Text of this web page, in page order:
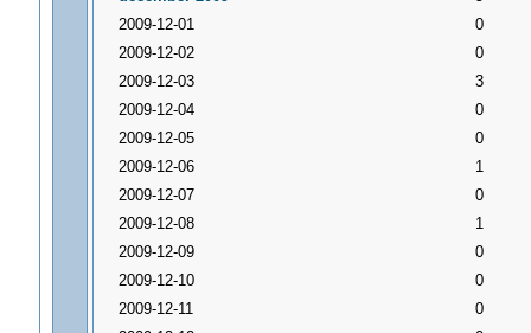
2009-12-01
0
2009-12-02
0
2009-12-03
3
2009-12-04
0
2009-12-05
0
2009-12-06
1
2009-12-07
0
2009-12-08
1
2009-12-09
0
2009-12-10
0
2009-12-11
0